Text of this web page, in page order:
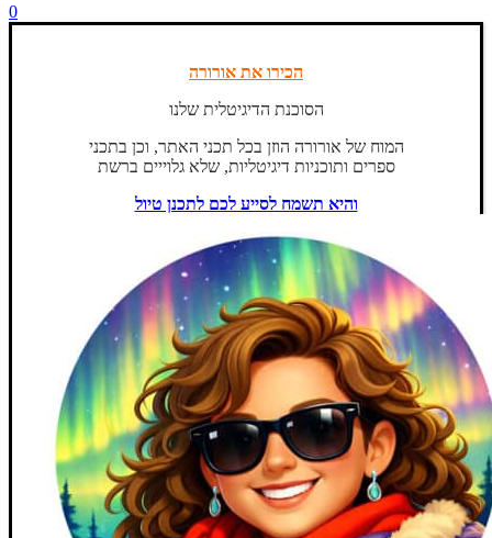
0
הכירו את אורורה
הסוכנת הדיגיטלית שלנו
המוח של אורורה הוזן בכל תכני האתר, וכן בתכני
ספרים ותוכניות דיגיטליות, שלא גלוייים ברשת
והיא תשמח לסייע לכם לתכנן טיול